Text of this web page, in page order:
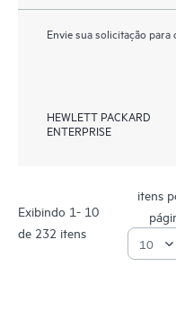
Envie sua solicitação
HEWLETT PACKARD
ENTERPRISE
Exibindo 1- 10
de 232 itens
itens